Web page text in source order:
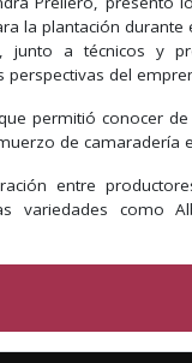
la plantación
junto a técnicos y
perspectivas del
permitió conocer
de camaradería
entre
variedades como